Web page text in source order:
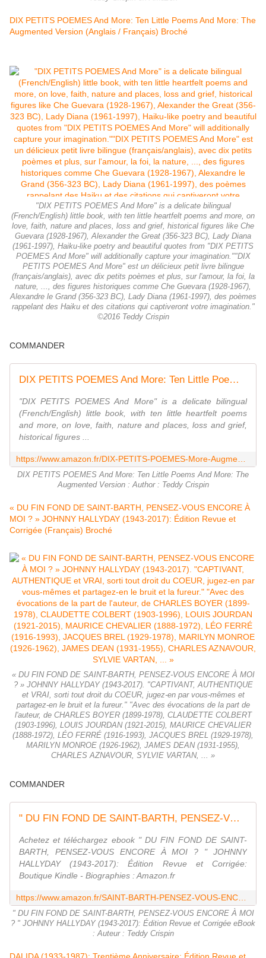
DIX PETITS POEMES And More: Ten Little Poems And More: The
Augmented Version (Anglais / Français) Broché
"DIX PETITS POEMES And More" is a delicate bilingual
(French/English) little book, with ten little heartfelt poems and more, on
love, faith, nature and places, loss and grief, historical figures like Che
Guevara (1928-1967), Alexander the Great (356-323 BC), Lady Diana
(1961-1997), Haiku-like poetry and beautiful quotes from "DIX PETITS
POEMES And More" will additionally capture your imagination.""DIX
PETITS POEMES And More" est un délicieux petit livre bilingue
(français/anglais), avec dix petits poèmes et plus, sur l'amour, la foi, la
nature, ..., des figures historiques comme Che Guevara (1928-1967),
Alexandre le Grand (356-323 BC), Lady Diana (1961-1997), des poèmes
rappelant des Haiku et des citations qui captiveront votre imagination."
©2016 Teddy Crispin
COMMANDER
DIX PETITS POEMES And More: Ten Little Poems And More: The Augmented Version
"DIX PETITS POEMES And More" is a delicate bilingual
(French/English) little book, with ten little heartfelt poems
and more, on love, faith, nature and places, loss and grief,
historical figures ...
DIX PETITS POEMES And More: Ten Little Poems And More: The
Augmented Version : Author : Teddy Crispin
« DU FIN FOND DE SAINT-BARTH, PENSEZ-VOUS ENCORE À
MOI ? » JOHNNY HALLYDAY (1943-2017): Édition Revue et
Corrigée (Français) Broché
« DU FIN FOND DE SAINT-BARTH, PENSEZ-VOUS ENCORE À MOI
? » JOHNNY HALLYDAY (1943-2017). "CAPTIVANT, AUTHENTIQUE
et VRAI, sorti tout droit du COEUR, jugez-en par vous-mêmes et
partagez-en le bruit et la fureur." "Avec des évocations de la part de
l'auteur, de CHARLES BOYER (1899-1978), CLAUDETTE COLBERT
(1903-1996), LOUIS JOURDAN (1921-2015), MAURICE CHEVALIER
(1888-1972), LÉO FERRÉ (1916-1993), JACQUES BREL (1929-1978),
MARILYN MONROE (1926-1962), JAMES DEAN (1931-1955),
CHARLES AZNAVOUR, SYLVIE VARTAN, ... »
COMMANDER
" DU FIN FOND DE SAINT-BARTH, PENSEZ-VOUS ENCORE À MOI ? " JOHNNY HALLYDAY (1943-2017): Édition Revue et Corrigée eBook : Crispin, Teddy: Amazon.fr: Boutique Kindle
Achetez et téléchargez ebook " DU FIN FOND DE SAINT-
BARTH, PENSEZ-VOUS ENCORE À MOI ? " JOHNNY
HALLYDAY (1943-2017): Édition Revue et Corrigée:
Boutique Kindle - Biographies : Amazon.fr
" DU FIN FOND DE SAINT-BARTH, PENSEZ-VOUS ENCORE À MOI
? " JOHNNY HALLYDAY (1943-2017): Édition Revue et Corrigée eBook
: Auteur : Teddy Crispin